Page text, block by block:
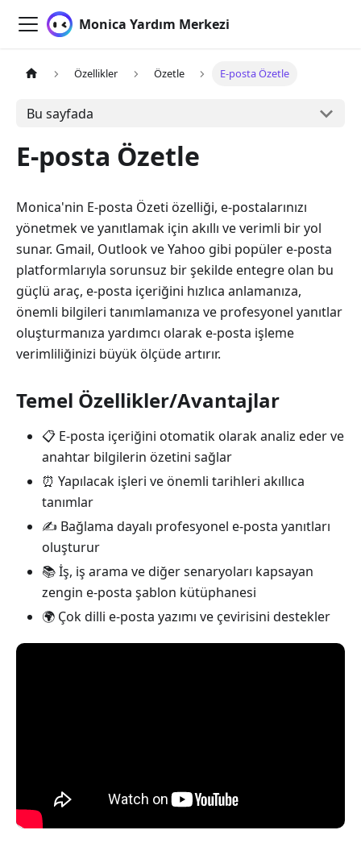
Monica Yardım Merkezi
Özellikler Özetle E-posta Özetle
Bu sayfada
E-posta Özetle
Monica'nin E-posta Özeti özelliği, e-postalarınızı
yönetmek ve yanıtlamak için akıllı ve verimli bir yol
sunar. Gmail, Outlook ve Yahoo gibi popüler e-posta
platformlarıyla sorunsuz bir şekilde entegre olan bu
güçlü araç, e-posta içeriğini hızlıca anlamanıza,
önemli bilgileri tanımlamanıza ve profesyonel yanıtlar
oluşturmanıza yardımcı olarak e-posta işleme
verimliliğinizi büyük ölçüde artırır.
Temel Özellikler/Avantajlar
📋 E-posta içeriğini otomatik olarak analiz eder ve
anahtar bilgilerin özetini sağlar
⏰ Yapılacak işleri ve önemli tarihleri akıllıca
tanımlar
✍️ Bağlama dayalı profesyonel e-posta yanıtları
oluşturur
📚 İş, iş arama ve diğer senaryoları kapsayan
zengin e-posta şablon kütüphanesi
🌍 Çok dilli e-posta yazımı ve çevirisini destekler